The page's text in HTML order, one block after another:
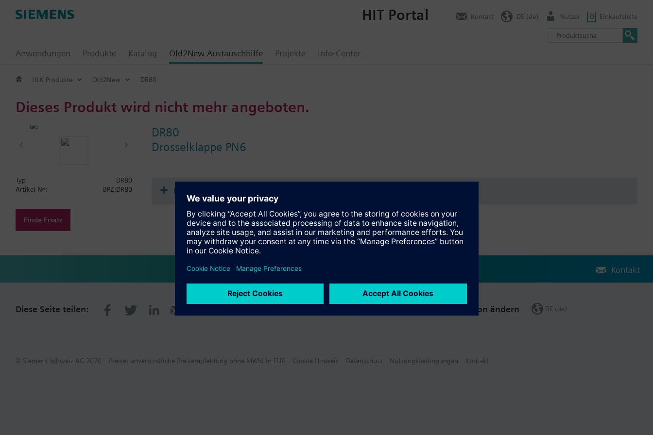
Anwendungen Produkte Katalog Old2New Austauschhilfe Projekte Info-Center
HIT Portal Kontakt DE (de) Nutzer 0 Einkaufsliste
HLK Produkte Old2New DR80
Dieses Produkt wird nicht mehr angeboten.
DR80
Drosselklappe PN6
Typ:
DR80
Artikel-Nr.:
BPZ:DR80
Finde Ersatz
Dokumente
Kontakt
Diese Seite teilen: Region ändern DE (de)
© Siemens Schweiz AG 2020 Preise: unverbindliche Preisempfehlung ohne MWSt in EUR Cookie Hinweis Datenschutz Nutzungsbedingungen Kontakt